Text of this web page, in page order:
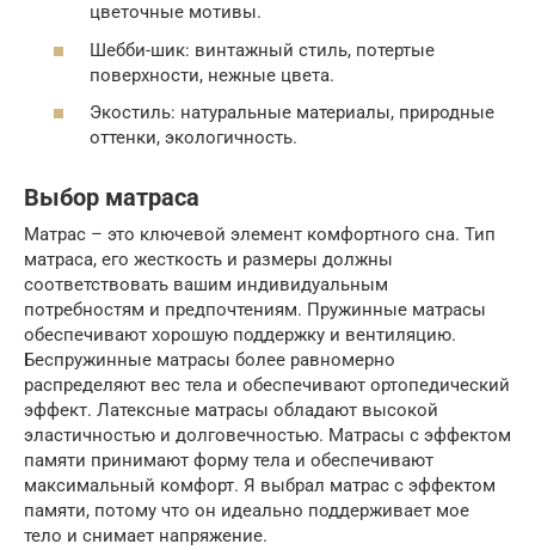
цветочные мотивы.
Шебби-шик: винтажный стиль, потертые
поверхности, нежные цвета.
Экостиль: натуральные материалы, природные
оттенки, экологичность.
Выбор матраса
Матрас – это ключевой элемент комфортного сна. Тип
матраса, его жесткость и размеры должны
соответствовать вашим индивидуальным
потребностям и предпочтениям. Пружинные матрасы
обеспечивают хорошую поддержку и вентиляцию.
Беспружинные матрасы более равномерно
распределяют вес тела и обеспечивают ортопедический
эффект. Латексные матрасы обладают высокой
эластичностью и долговечностью. Матрасы с эффектом
памяти принимают форму тела и обеспечивают
максимальный комфорт. Я выбрал матрас с эффектом
памяти, потому что он идеально поддерживает мое
тело и снимает напряжение.